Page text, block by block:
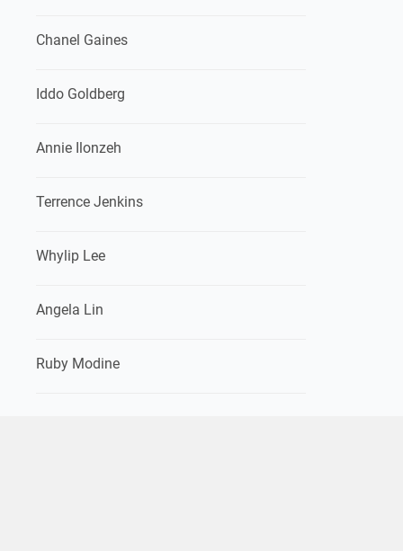
Chanel Gaines
Iddo Goldberg
Annie Ilonzeh
Terrence Jenkins
Whylip Lee
Angela Lin
Ruby Modine